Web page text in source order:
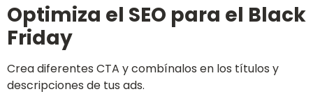
Optimiza el SEO para el Black
Friday
Crea diferentes CTA y combínalos en los títulos y
descripciones de tus ads.